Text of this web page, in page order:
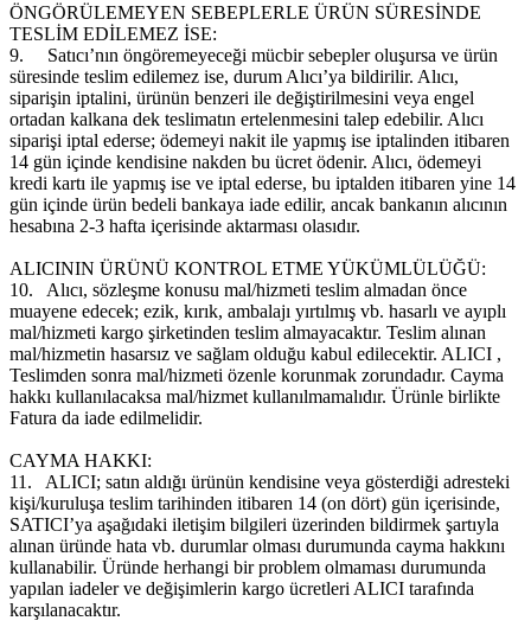
ÖNGÖRÜLEMEYEN SEBEPLERLE ÜRÜN SÜRESİNDE
TESLİM EDİLEMEZ İSE:
9.
Satıcı’nın öngöremeyeceği mücbir sebepler oluşursa ve ürün
süresinde teslim edilemez ise, durum Alıcı’ya bildirilir. Alıcı,
siparişin iptalini, ürünün benzeri ile değiştirilmesini veya engel
ortadan kalkana dek teslimatın ertelenmesini talep edebilir. Alıcı
siparişi iptal ederse; ödemeyi nakit ile yapmış ise iptalinden itibaren
14 gün içinde kendisine nakden bu ücret ödenir. Alıcı, ödemeyi
kredi kartı ile yapmış ise ve iptal ederse, bu iptalden itibaren yine 14
gün içinde ürün bedeli bankaya iade edilir, ancak bankanın alıcının
hesabına 2-3 hafta içerisinde aktarması olasıdır.
ALICININ ÜRÜNÜ KONTROL ETME YÜKÜMLÜLÜĞÜ:
10.
Alıcı, sözleşme konusu mal/hizmeti teslim almadan önce
muayene edecek; ezik, kırık, ambalajı yırtılmış vb. hasarlı ve ayıplı
mal/hizmeti kargo şirketinden teslim almayacaktır. Teslim alınan
mal/hizmetin hasarsız ve sağlam olduğu kabul edilecektir. ALICI ,
Teslimden sonra mal/hizmeti özenle korunmak zorundadır. Cayma
hakkı kullanılacaksa mal/hizmet kullanılmamalıdır. Ürünle birlikte
Fatura da iade edilmelidir.
CAYMA HAKKI:
11.
ALICI; satın aldığı ürünün kendisine veya gösterdiği adresteki
kişi/kuruluşa teslim tarihinden itibaren 14 (on dört) gün içerisinde,
SATICI’ya aşağıdaki iletişim bilgileri üzerinden bildirmek şartıyla
alınan üründe hata vb. durumlar olması durumunda cayma hakkını
kullanabilir. Üründe herhangi bir problem olmaması durumunda
yapılan iadeler ve değişimlerin kargo ücretleri ALICI tarafında
karşılanacaktır.